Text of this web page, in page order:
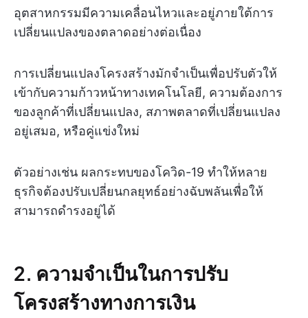
อุตสาหกรรมมีความเคลื่อนไหวและอยู่ภายใต้การ
เปลี่ยนแปลงของตลาดอย่างต่อเนื่อง
การเปลี่ยนแปลงโครงสร้างมักจำเป็นเพื่อปรับตัวให้
เข้ากับความก้าวหน้าทางเทคโนโลยี, ความต้องการ
ของลูกค้าที่เปลี่ยนแปลง, สภาพตลาดที่เปลี่ยนแปลง
อยู่เสมอ, หรือคู่แข่งใหม่
ตัวอย่างเช่น ผลกระทบของโควิด-19 ทำให้หลาย
ธุรกิจต้องปรับเปลี่ยนกลยุทธ์อย่างฉับพลันเพื่อให้
สามารถดำรงอยู่ได้
2. ความจำเป็นในการปรับ
โครงสร้างทางการเงิน